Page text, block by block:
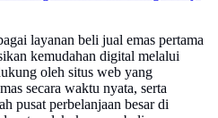
layanan beli jual emas pertama
kemudahan digital melalui
oleh situs web yang
secara waktu nyata, serta
pusat perbelanjaan besar di